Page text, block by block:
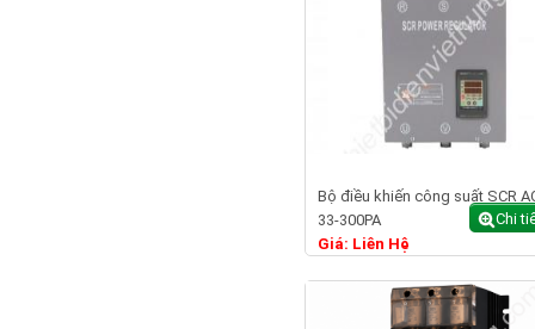
Bộ điều khiến công suất SCR
33-300PA
Giá: Liên Hệ
Chi